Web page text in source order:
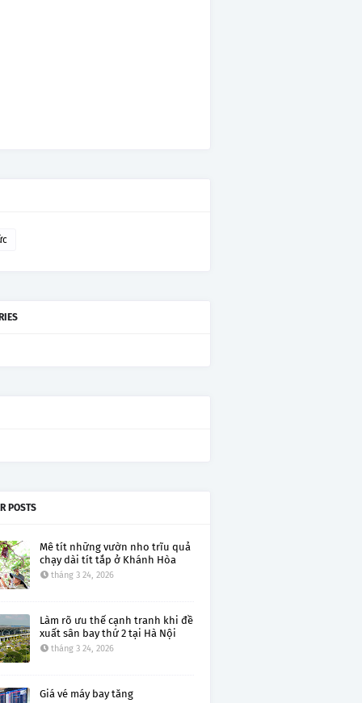
POSTS
Mê tít những vườn nho trĩu quả
chạy dài tít tắp ở Khánh Hòa
tháng 3 24, 2026
Làm rõ ưu thế cạnh tranh khi đề
xuất sân bay thứ 2 tại Hà Nội
tháng 3 24, 2026
Giá vé máy bay tăng